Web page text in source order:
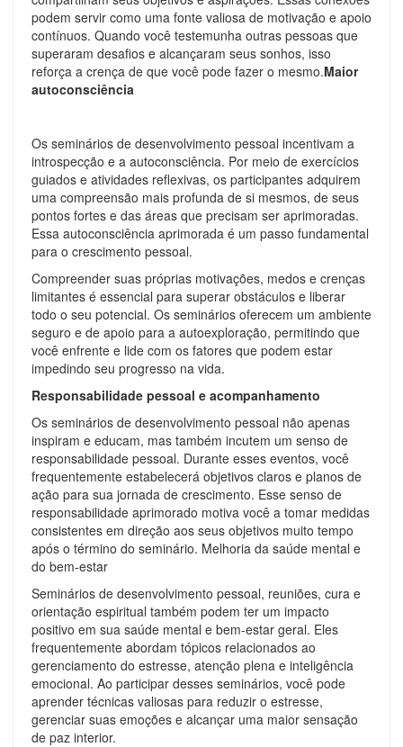
podem servir como uma fonte valiosa de motivação e apoio
contínuos. Quando você testemunha outras pessoas que
superaram desafios e alcançaram seus sonhos, isso
reforça a crença de que você pode fazer o mesmo.Maior
autoconsciência
Os seminários de desenvolvimento pessoal incentivam a
introspecção e a autoconsciência. Por meio de exercícios
guiados e atividades reflexivas, os participantes adquirem
uma compreensão mais profunda de si mesmos, de seus
pontos fortes e das áreas que precisam ser aprimoradas.
Essa autoconsciência aprimorada é um passo fundamental
para o crescimento pessoal.
Compreender suas próprias motivações, medos e crenças
limitantes é essencial para superar obstáculos e liberar
todo o seu potencial. Os seminários oferecem um ambiente
seguro e de apoio para a autoexploração, permitindo que
você enfrente e lide com os fatores que podem estar
impedindo seu progresso na vida.
Responsabilidade pessoal e acompanhamento
Os seminários de desenvolvimento pessoal não apenas
inspiram e educam, mas também incutem um senso de
responsabilidade pessoal. Durante esses eventos, você
frequentemente estabelecerá objetivos claros e planos de
ação para sua jornada de crescimento. Esse senso de
responsabilidade aprimorado motiva você a tomar medidas
consistentes em direção aos seus objetivos muito tempo
após o término do seminário. Melhoria da saúde mental e
do bem-estar
Seminários de desenvolvimento pessoal, reuniões, cura e
orientação espiritual também podem ter um impacto
positivo em sua saúde mental e bem-estar geral. Eles
frequentemente abordam tópicos relacionados ao
gerenciamento do estresse, atenção plena e inteligência
emocional. Ao participar desses seminários, você pode
aprender técnicas valiosas para reduzir o estresse,
gerenciar suas emoções e alcançar uma maior sensação
de paz interior.